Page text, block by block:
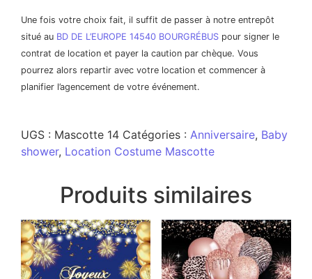
Une fois votre choix fait, il suffit de passer à notre entrepôt
situé au BD DE L’EUROPE 14540 BOURGRÉBUS pour signer le
contrat de location et payer la caution par chèque. Vous
pourrez alors repartir avec votre location et commencer à
planifier l’agencement de votre événement.
UGS : Mascotte 14 Catégories : Anniversaire, Baby
shower, Location Costume Mascotte
Produits similaires